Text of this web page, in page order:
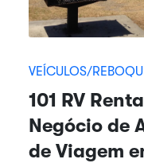
VEÍCULOS/
101 RV
Negócio de
de Viagem